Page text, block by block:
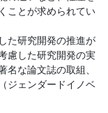
ことが求められてい
た研究開発の推進が
慮した研究開発の実
な論文誌の取組、
ジェンダードイノベ